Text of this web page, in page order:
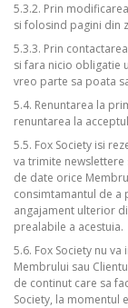
5.3.2. Prin
si folosind pagini din
5.3.3. Prin
si fara nicio obligatie
vreo parte sa poata
5.4. Renuntarea la
renuntarea la
5.5. Fox Society isi
va trimite newslettere
de date orice
consimtamantul de a
angajament ulterior
prealabile a acestuia.
5.6. Fox Society nu
Membrului sau
de continut care sa
Society, la momentul